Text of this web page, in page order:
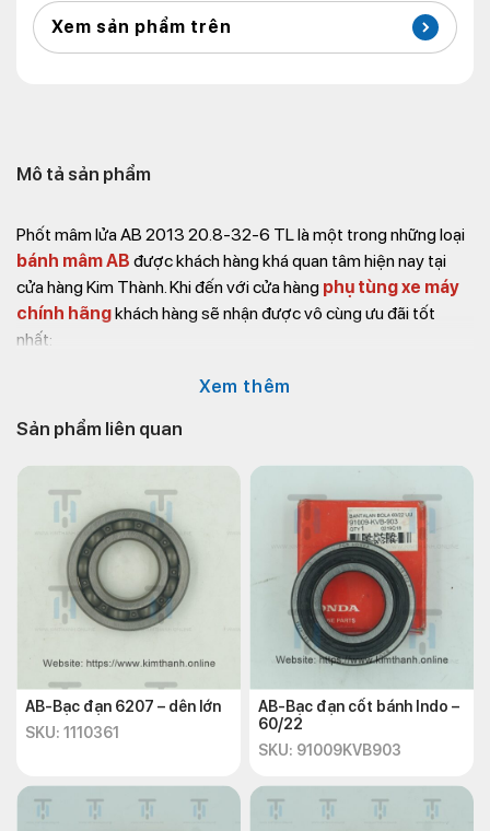
Xem sản phẩm trên
Mô tả sản phẩm
Phốt mâm lửa AB 2013 20.8-32-6 TL là một trong những loại
bánh mâm AB được khách hàng khá quan tâm hiện nay tại
cửa hàng Kim Thành. Khi đến với cửa hàng phụ tùng xe máy
chính hãngkhách hàng sẽ nhận được vô cùng ưu đãi tốt
nhất:
Phụ tùng xe máy chất lượng tốt nhất
Giao hàng nhanh chóng toàn quốc
Nhanh tay đặt hàng ngay để được giao hàng tận nơi nhanh
chóng.
Địa chỉ:
Số 72 – 74 Phạm Hữu Chí, P.12, Q.5, TP.HCM.
Hotline:+842838547570
Email:chkimthanh72@gmail.com.
https://kimthanh.online/
Xem thêm
Sản phẩm liên quan
AB-Bạc đạn 6207 – dên lớn
SKU: 1110361
AB-Bạc đạn cốt bánh Indo –
60/22
SKU: 91009KVB903